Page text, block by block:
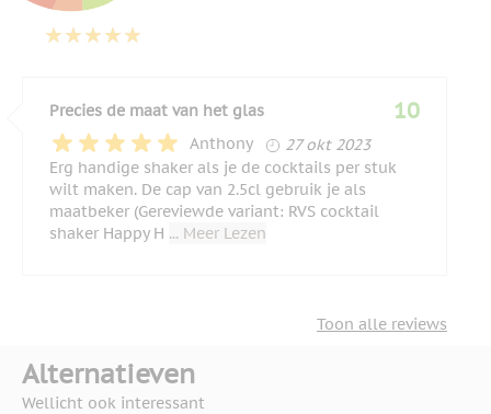
Precies de maat van het glas
Anthony
27 oktober 2023
27 okt 2023
10
Erg handige shaker als je de cocktails per stuk
wilt maken. De cap van 2.5cl gebruik je als
maatbeker (Gereviewde variant: RVS cocktail
shaker Happy H ... Meer Lezen
Toon alle reviews
Alternatieven
Wellicht ook interessant